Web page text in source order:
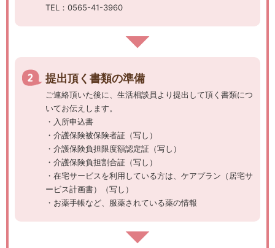
TEL：0565-41-3960
提出頂く書類の準備
ご連絡頂いた後に、生活相談員より提出して頂く書類につ
いてお伝えします。
・入所申込書
・介護保険被保険者証（写し）
・介護保険負担限度額認定証（写し）
・介護保険負担割合証（写し）
・在宅サービスを利用している方は、ケアプラン（居宅サ
ービス計画書）（写し）
・お薬手帳など、服薬されている薬の情報